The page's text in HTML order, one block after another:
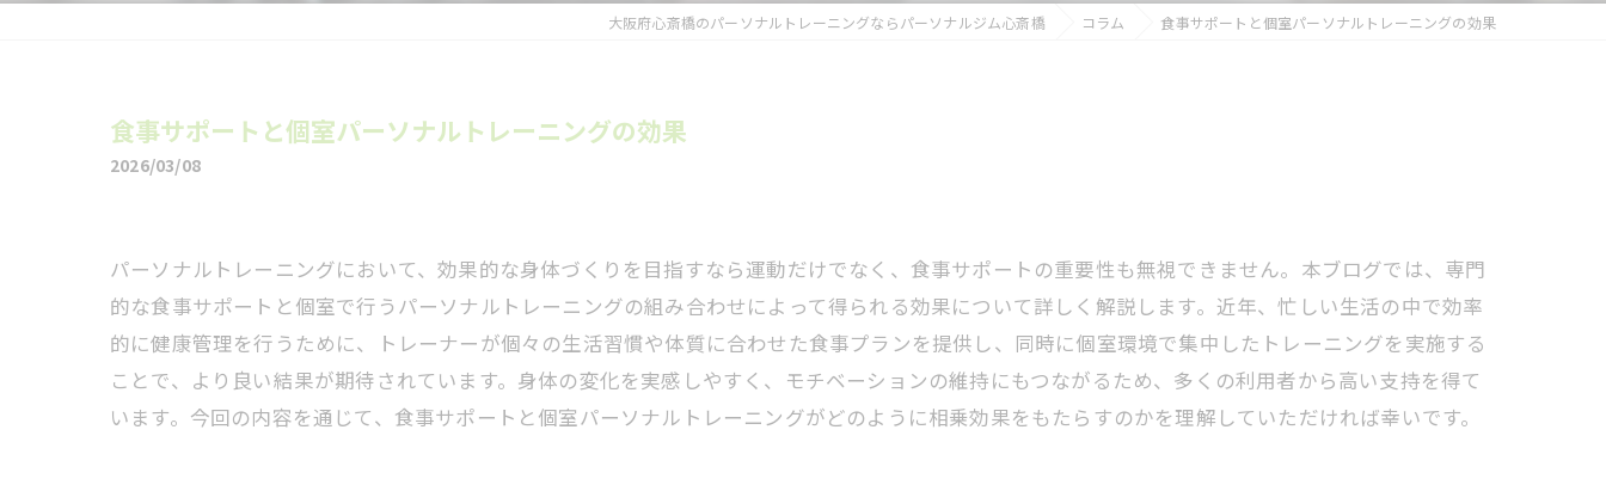
大阪府心斎橋のパーソナルトレーニングならパーソナルジム心斎橋 コラム 食事サポートと個室パーソナルトレーニングの効果
食事サポートと個室パーソナルトレーニングの効果
2026/03/08
パーソナルトレーニングにおいて、効果的な身体づくりを目指すなら運動だけでなく、食事サポートの重要性も無視できません。本ブログでは、専門
的な食事サポートと個室で行うパーソナルトレーニングの組み合わせによって得られる効果について詳しく解説します。近年、忙しい生活の中で効率
的に健康管理を行うために、トレーナーが個々の生活習慣や体質に合わせた食事プランを提供し、同時に個室環境で集中したトレーニングを実施する
ことで、より良い結果が期待されています。身体の変化を実感しやすく、モチベーションの維持にもつながるため、多くの利用者から高い支持を得て
います。今回の内容を通じて、食事サポートと個室パーソナルトレーニングがどのように相乗効果をもたらすのかを理解していただければ幸いです。